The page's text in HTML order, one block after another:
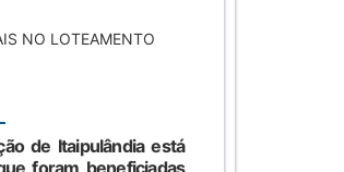
NO LOTEAMENTO
de Itaipulândia está